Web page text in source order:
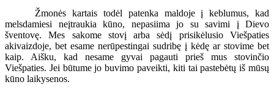
Žmonės kartais todėl patenka maldoje į keblumus, kad
melsdamiesi neįtraukia kūno, nepasiima jo su savimi į Dievo
šventovę. Mes sakome stovį arba sėdį prisikėlusio Viešpaties
akivaizdoje, bet esame nerūpestingai sudribę į kėdę ar stovime bet
kaip. Aišku, kad nesame gyvai pagauti prieš mus stovinčio
Viešpaties. Jei būtume jo buvimo paveikti, kiti tai pastebėtų iš mūsų
kūno laikysenos.